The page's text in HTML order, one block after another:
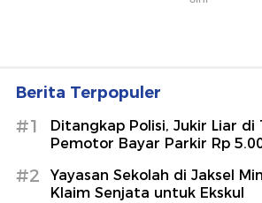
Berita Terpopuler
#1
Ditangkap Polisi, Jukir Liar di
Pemotor Bayar Parkir Rp
#2
Yayasan Sekolah di Jaksel
Klaim Senjata untuk Ekskul